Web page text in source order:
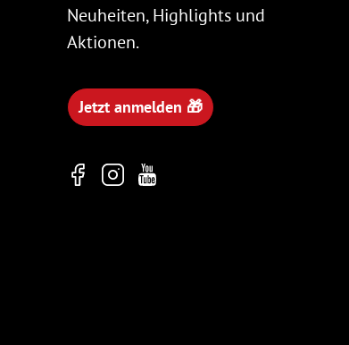
Neuheiten, Highlights und
Aktionen.
Jetzt anmelden 🎁